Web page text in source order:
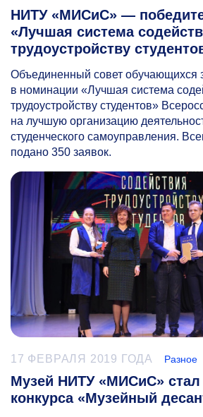
НИТУ «МИСиС» —
«Лучшая система
трудоустройству
Объединенный совет обучающихся
в номинации «Лучшая система
трудоустройству студентов»
на лучшую организацию
студенческого самоуправления.
подано 350 заявок.
17 ФЕВРАЛЯ 2019 ГОДА Разное
Музей НИТУ «МИСиС» стал
конкурса «Музейный